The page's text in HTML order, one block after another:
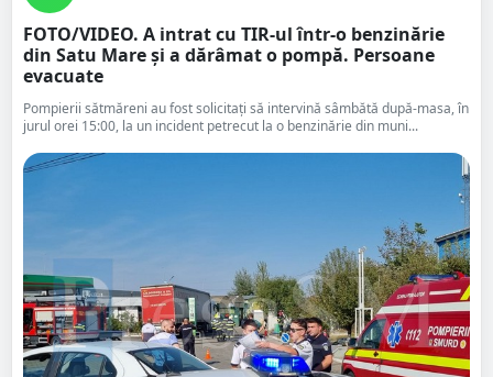
FOTO/VIDEO. A intrat cu TIR-ul într-o benzinărie
din Satu Mare și a dărâmat o pompă. Persoane
evacuate
Pompierii sătmăreni au fost solicitați să intervină sâmbătă după-masa, în
jurul orei 15:00, la un incident petrecut la o benzinărie din muni...